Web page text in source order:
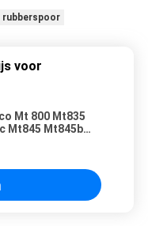
rubberspoor
voor
Mt 800 Mt835
Mt845 Mt845b